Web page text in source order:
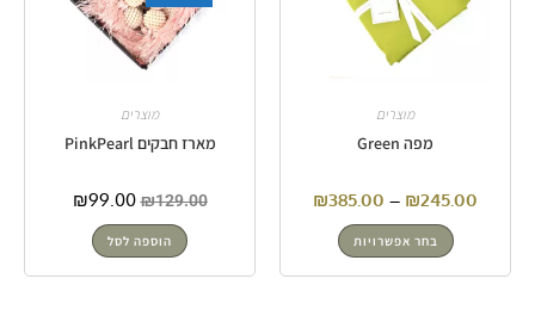
מוצרים
מפה Green
₪245.00
–
₪385.00
בחר אפשרויות
מוצרים
מארז חבקים PinkPearl
₪129.00
₪99.00
הוספה לסל